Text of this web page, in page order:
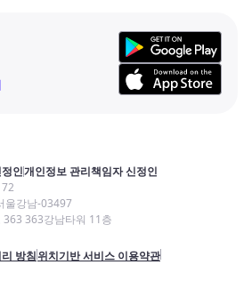
인개인정보 관리책임자 신정인
울강남-03497
363 363강남타워 11층
방침위치기반 서비스 이용약관